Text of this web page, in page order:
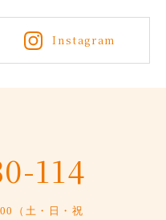
Instagram
114
（土・日・祝